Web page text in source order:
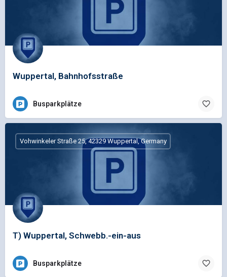
Wuppertal, Bahnhofsstraße
Busparkplätze
T) Wuppertal, Schwebb.-ein-aus
Vohwinkeler Straße 25, 42329 Wuppertal, Germany
Busparkplätze